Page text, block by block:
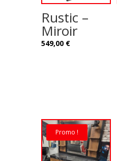
Rustic –
Miroir
549,00 €
Promo !